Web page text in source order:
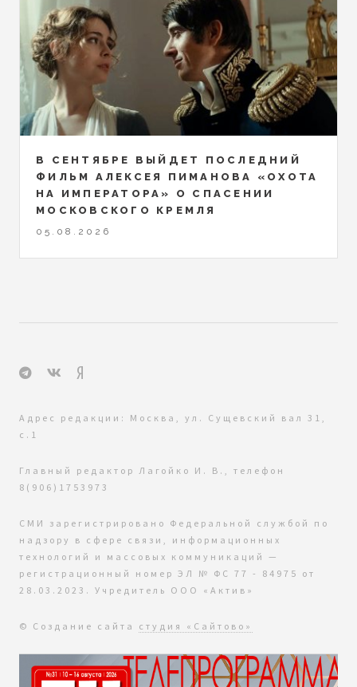
В СЕНТЯБРЕ ВЫЙДЕТ ПОСЛЕДНИЙ
ФИЛЬМ АЛЕКСЕЯ ПИМАНОВА «ОХОТА
НА ИМПЕРАТОРА» О СПАСЕНИИ
МОСКОВСКОГО КРЕМЛЯ
05.08.2026
Адрес редакции: Москва, ул. Сущевский вал 31,
с.1
Главный редактор Лагойко И. В., телефон
8(906)1753973
СМИ зарегистрировано Федеральной службой по
надзору в сфере связи, информационных
технологий и массовых коммуникаций —
регистрационный номер ЭЛ № ФС 77 - 84975 от
28.03.2023. Учредитель ООО «Актив»
© Создание сайта студия «Сайтово»